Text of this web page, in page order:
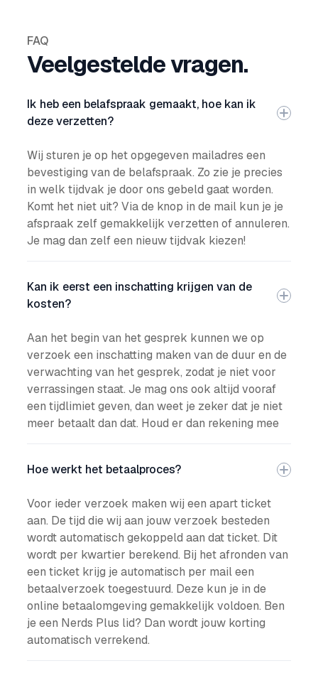
FAQ
Veelgestelde vragen.
Ik heb een belafspraak gemaakt, hoe kan ik
deze verzetten?
Wij sturen je op het opgegeven mailadres een
bevestiging van de belafspraak. Zo zie je precies
in welk tijdvak je door ons gebeld gaat worden.
Komt het niet uit? Via de knop in de mail kun je je
afspraak zelf gemakkelijk verzetten of annuleren.
Je mag dan zelf een nieuw tijdvak kiezen!
Kan ik eerst een inschatting krijgen van de
kosten?
Aan het begin van het gesprek kunnen we op
verzoek een inschatting maken van de duur en de
verwachting van het gesprek, zodat je niet voor
verrassingen staat. Je mag ons ook altijd vooraf
een tijdlimiet geven, dan weet je zeker dat je niet
meer betaalt dan dat. Houd er dan rekening mee
Hoe werkt het betaalproces?
Voor ieder verzoek maken wij een apart ticket
aan. De tijd die wij aan jouw verzoek besteden
wordt automatisch gekoppeld aan dat ticket. Dit
wordt per kwartier berekend. Bij het afronden van
een ticket krijg je automatisch per mail een
betaalverzoek toegestuurd. Deze kun je in de
online betaalomgeving gemakkelijk voldoen. Ben
je een Nerds Plus lid? Dan wordt jouw korting
automatisch verrekend.